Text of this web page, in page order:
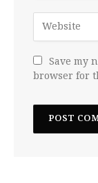
Save my
browser for